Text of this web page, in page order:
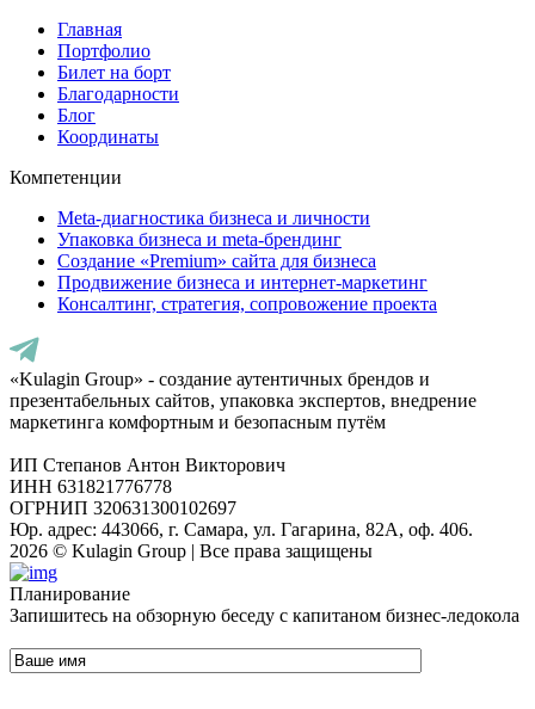
Главная
Портфолио
Билет на борт
Благодарности
Блог
Координаты
Компетенции
Meta-диагностика бизнеса и личности
Упаковка бизнеса и meta-брендинг
Создание «Premium» сайта для бизнеса
Продвижение бизнеса и интернет-маркетинг
Консалтинг, стратегия, сопровожение проекта
«Kulagin Group» - создание аутентичных брендов и
презентабельных сайтов, упаковка экспертов, внедрение
маркетинга комфортным и безопасным путём
ИП Степанов Антон Викторович
ИНН 631821776778
ОГРНИП 320631300102697
Юр. адрес: 443066, г. Самара, ул. Гагарина, 82А, оф. 406.
2026 © Kulagin Group | Все права защищены
Планирование
Запишитесь на обзорную беседу с капитаном бизнес-ледокола